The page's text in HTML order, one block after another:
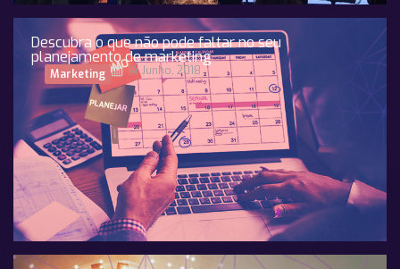
Descubra o que não pode faltar no seu
planejamento de marketing
Marketing 14 Junho, 2018